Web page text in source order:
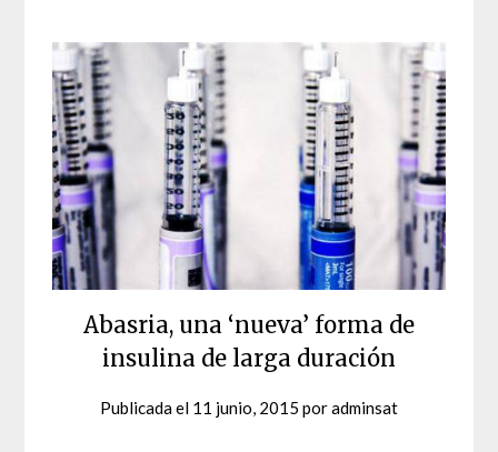
Abasria, una ‘nueva’ forma de
insulina de larga duración
Publicada el 11 junio, 2015 poradminsat